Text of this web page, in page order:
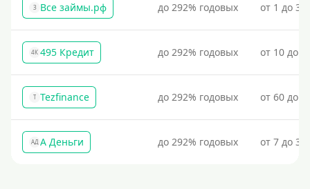
З Все займы.рф до 292% годовых от 1 до
4К 495 Кредит до 292% годовых от 10 до
T Tezfinance до 292% годовых от 60 до
АД А Деньги до 292% годовых от 7 до